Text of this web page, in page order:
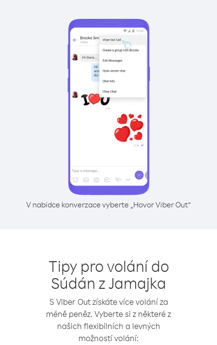
V nabídce konverzace vyberte „Hovor Viber Out“
Tipy pro volání do
Súdán z Jamajka
S Viber Out získáte více volání za
méně peněz. Vyberte si z některé z
našich flexibilních a levných
možností volání: